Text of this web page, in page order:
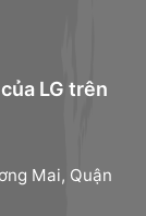
LG trên
Mai, Quận